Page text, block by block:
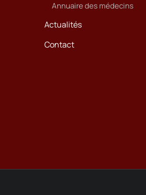
Annuaire des médecins
Actualités
Contact